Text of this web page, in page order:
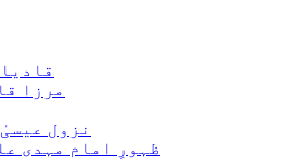
مرزا
نزول
ظہورِ امام مہدی